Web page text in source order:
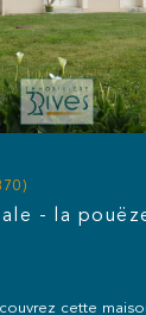
- la
cette